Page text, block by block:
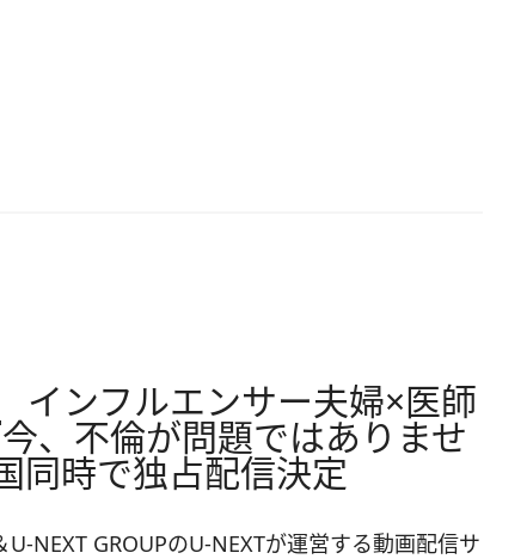
ンフルエンサー夫婦×医師
、不倫が問題ではありませ
同時で独占配信決定
U-NEXT GROUPのU-NEXTが運営する動画配信サ